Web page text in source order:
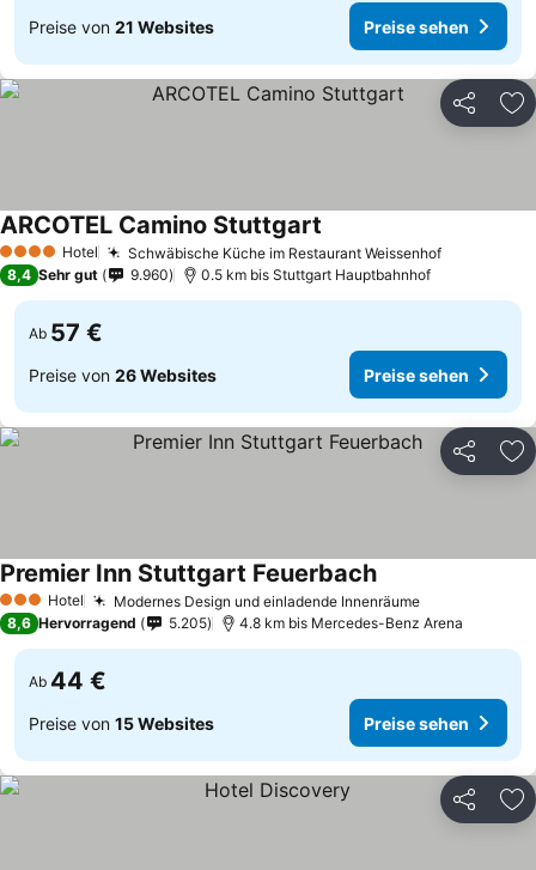
Preise von 21 Websites Preise sehen
Teilen
4 Sterne Hotel Schwäbische Küche im Restaurant WeissenhofPreise
ARCOTEL Camino Stuttgart
8,4 Sehr gut 9.960 0.5 km bis Stuttgart Hauptbahnhof
Ab 57 €
Preise von 26 Websites Preise sehen
Teilen
3 SterneHotel Modernes Design und einladende InnenräumePreise sehen
Premier Inn Stuttgart FeuerbachPreise sehen
8,6 Hervorragend 5.205 4.8 km bis Mercedes-Benz Arena
Ab 44 €
Preise von 15 Websites Preise sehen
Teilen